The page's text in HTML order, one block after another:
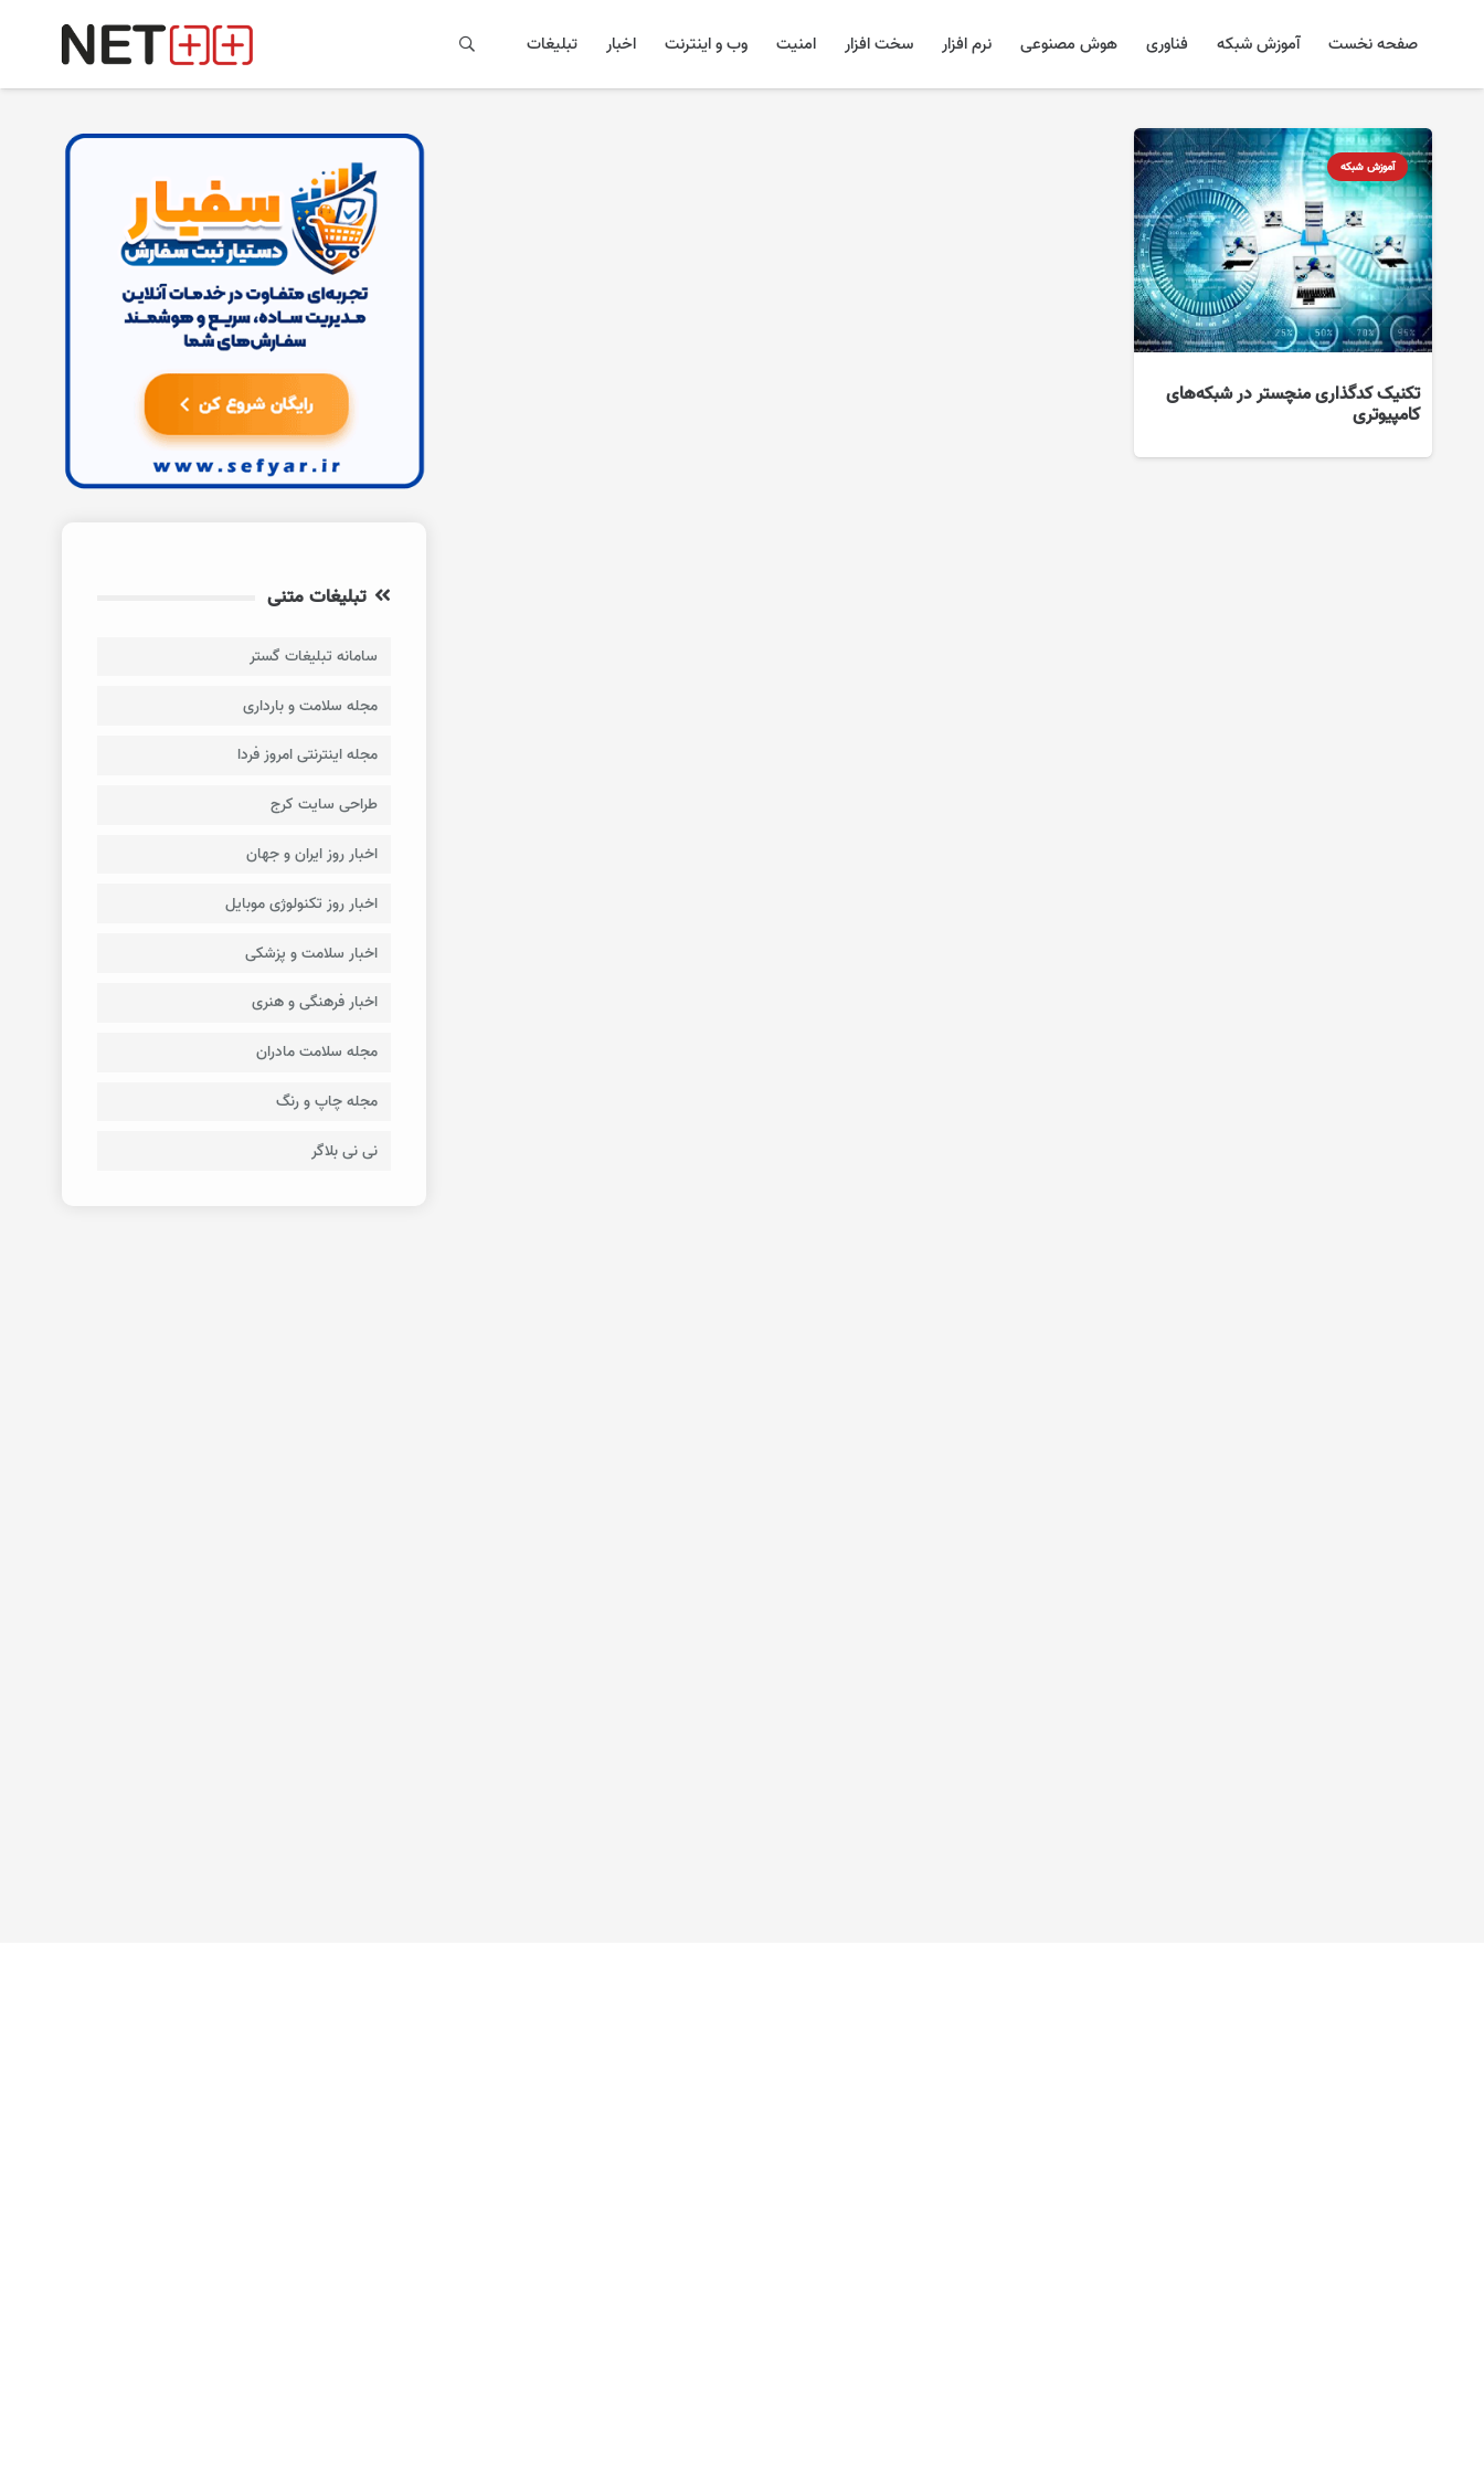
صفحه نخست آموزش شبکه فناوری هوش مصنوعی نرم افزار سخت افزار امنیت وب و اینترنت اخبار تبلیغات
آموزش شبکه
تکنیک کدگذاری منچستر در شبکه‌های
کامپیوتری
تبلیغات متنی
سامانه تبلیغات گستر
مجله سلامت و بارداری
مجله اینترنتی امروز فردا
طراحی سایت کرج
اخبار روز ایران و جهان
اخبار روز تکنولوژی موبایل
اخبار سلامت و پزشکی
اخبار فرهنگی و هنری
مجله سلامت مادران
مجله چاپ و رنگ
نی نی بلاگر